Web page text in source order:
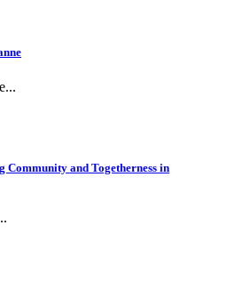
Community and Togetherness in